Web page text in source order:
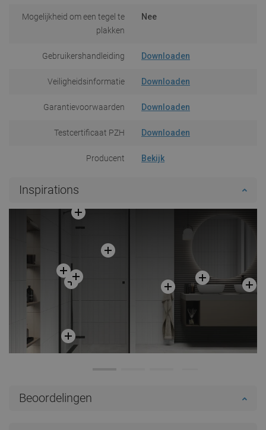
Mogelijkheid om een tegel te
plakken
Nee
Gebruikershandleiding Downloaden
Veiligheidsinformatie Downloaden
Garantievoorwaarden Downloaden
Testcertificaat PZH Downloaden
Producent Bekijk
Inspirations
Beoordelingen